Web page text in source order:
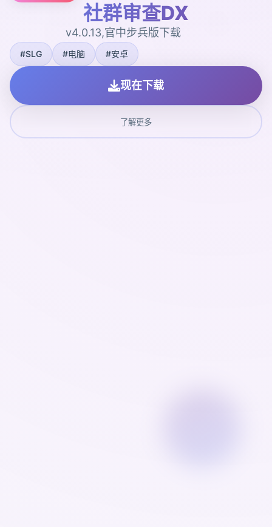
社群审查DX
v4.0.13,官中步兵版下载
#SLG #电脑 #安卓
现在下载
了解更多